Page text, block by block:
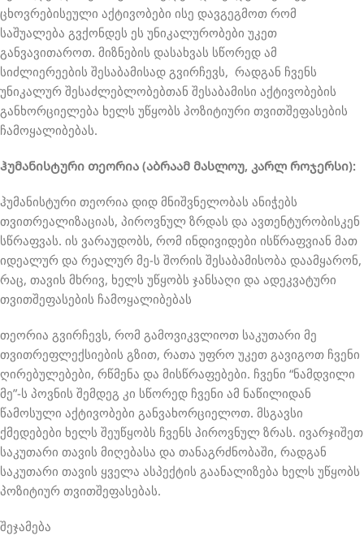
ცხოვრებისეული აქტივობები ისე დავგეგმოთ რომ
საშუალება გვქონდეს ეს უნიკალურობები უკეთ
განვავითაროთ. მიზნების დასახვას სწორედ ამ
სიძლიერეების შესაბამისად გვირჩევს, რადგან ჩვენს
უნიკალურ შესაძლებლობებთან შესაბამისი აქტივობების
განხორციელება ხელს უწყობს პოზიტიური თვითშეფასების
ჩამოყალიბებას.
ჰუმანისტური თეორია (აბრაამ მასლოუ, კარლ როჯერსი):
ჰუმანისტური თეორია დიდ მნიშვნელობას ანიჭებს
თვითრეალიზაციას, პიროვნულ ზრდას და ავთენტურობისკენ
სწრაფვას. ის ვარაუდობს, რომ ინდივიდები ისწრაფვიან მათ
იდეალურ და რეალურ მე-ს შორის შესაბამისობა დაამყარონ,
რაც, თავის მხრივ, ხელს უწყობს ჯანსაღი და ადეკვატური
თვითშეფასების ჩამოყალიბებას
თეორია გვირჩევს, რომ გამოვიკვლიოთ საკუთარი მე
თვითრეფლექსიების გზით, რათა უფრო უკეთ გავიგოთ ჩვენი
ღირებულებები, რწმენა და მისწრაფებები. ჩვენი “ნამდვილი
მე”-ს პოვნის შემდეგ კი სწორედ ჩვენი ამ ნაწილიდან
წამოსული აქტივობები განვახორციელოთ. მსგავსი
ქმედებები ხელს შეუწყობს ჩვენს პიროვნულ ზრას. ივარჯიშეთ
საკუთარი თავის მიღებასა და თანაგრძნობაში, რადგან
საკუთარი თავის ყველა ასპექტის გაანალიზება ხელს უწყობს
პოზიტიურ თვითშეფასებას.
შეჯამება